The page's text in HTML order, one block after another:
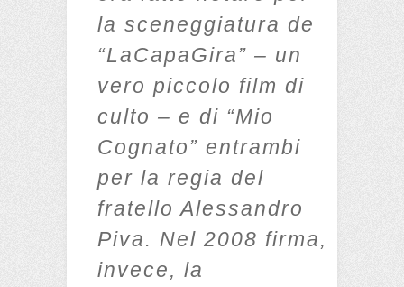
la sceneggiatura de
“LaCapaGira” – un
vero piccolo film di
culto – e di “Mio
Cognato” entrambi
per la regia del
fratello Alessandro
Piva. Nel 2008 firma,
invece, la